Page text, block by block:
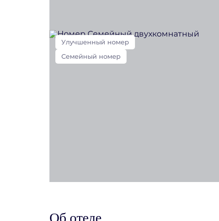
Улучшенный номер
Семейный номер
Об отеле